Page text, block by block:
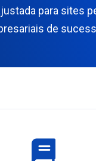
para sites
de